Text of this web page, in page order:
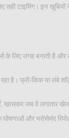
टाइमिंग। इन खूबियों
लिए जगह बनाती है और
है। फ्री-किक या लंबे
खासकर जब वे लगातार
और भरोसेमंद